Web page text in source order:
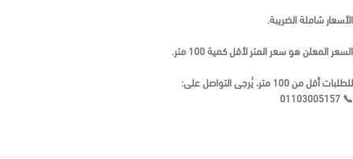
الأسعارشاملة الضريبة.
السعر المعلن هوسعر المتر لأقل كمية 100 متر
.
للطلبات أقل من 100 متر، يُرجى التواصل على:
📞
01103005157